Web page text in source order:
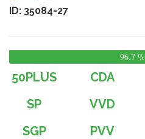
ID: 35084-27
96,7 %
50PLUS CDA
SP
VVD
SGP
PVV